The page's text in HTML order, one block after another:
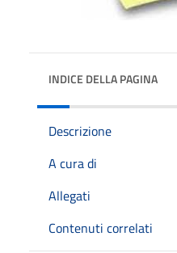
INDICE DELLA PAGINA
Descrizione
A cura di
Allegati
Contenuti correlati